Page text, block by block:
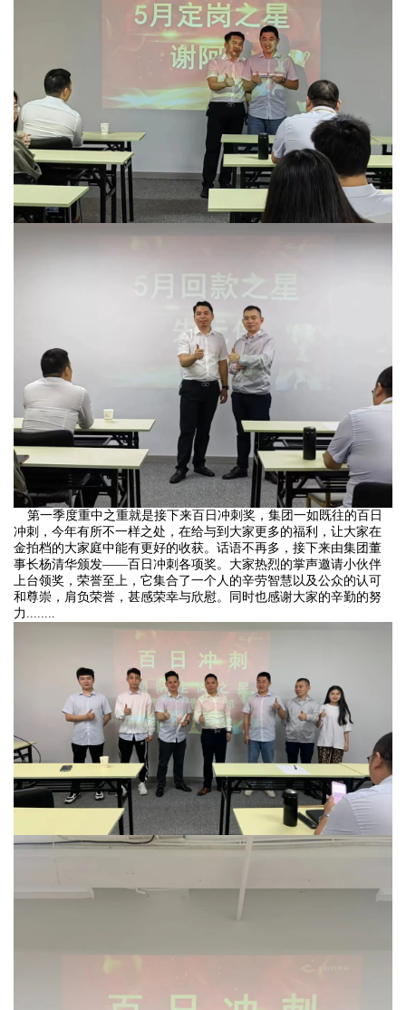
第一季度重中之重就是接下来百日冲刺奖，集团一如既往的百日
冲刺，今年有所不一样之处，在给与到大家更多的福利，让大家在
金拍档的大家庭中能有更好的收获。话语不再多， 接下来由集团董
事长杨清华颁发——百日冲刺各项奖。大家热烈的掌声邀请小伙伴
上台领奖，荣誉至上，它集合了一个人的辛劳智慧以及公众的认可
和尊崇，肩负荣誉，甚感荣幸与欣慰。同时也感谢大家的辛勤的努
力........